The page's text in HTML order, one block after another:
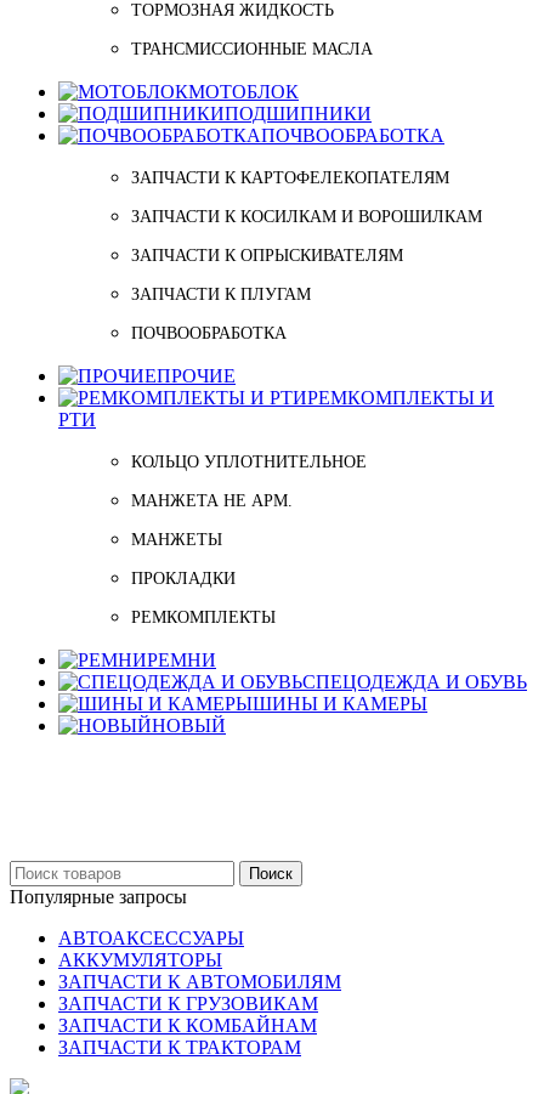
ТОРМОЗНАЯ ЖИДКОСТЬ
ТРАНСМИССИОННЫЕ МАСЛА
МОТОБЛОК
ПОДШИПНИКИ
ПОЧВООБРАБОТКА
ЗАПЧАСТИ К КАРТОФЕЛЕКОПАТЕЛЯМ
ЗАПЧАСТИ К КОСИЛКАМ И ВОРОШИЛКАМ
ЗАПЧАСТИ К ОПРЫСКИВАТЕЛЯМ
ЗАПЧАСТИ К ПЛУГАМ
ПОЧВООБРАБОТКА
ПРОЧИЕ
РЕМКОМПЛЕКТЫ И
РТИ
КОЛЬЦО УПЛОТНИТЕЛЬНОЕ
МАНЖЕТА НЕ АРМ.
МАНЖЕТЫ
ПРОКЛАДКИ
РЕМКОМПЛЕКТЫ
РЕМНИ
СПЕЦОДЕЖДА И ОБУВЬ
ШИНЫ И КАМЕРЫ
НОВЫЙ
Поиск
Популярные запросы
АВТОАКСЕССУАРЫ
АККУМУЛЯТОРЫ
ЗАПЧАСТИ К АВТОМОБИЛЯМ
ЗАПЧАСТИ К ГРУЗОВИКАМ
ЗАПЧАСТИ К КОМБАЙНАМ
ЗАПЧАСТИ К ТРАКТОРАМ